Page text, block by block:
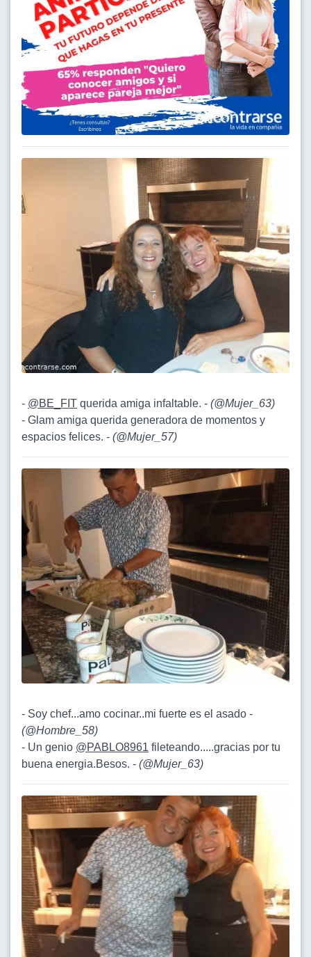
- @BE_FIT querida amiga infaltable. - (@Mujer_63)
- Glam amiga querida generadora de momentos y
espacios felices. - (@Mujer_57)
- Soy chef...amo cocinar..mi fuerte es el asado -
(@Hombre_58)
- Un genio @PABLO8961 fileteando.....gracias por tu
buena energia.Besos. - (@Mujer_63)